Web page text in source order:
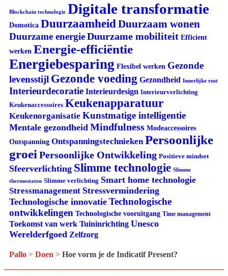
Blockchain technologie Digitale transformatie
Domotica DuurzaamheidDuurzaam wonen
Duurzame energieDuurzame mobiliteit Efficient
werken Energie-efficiëntie
Energiebesparing Flexibel werken Gezonde
levensstijl Gezonde voeding Gezondheid Innerlijke rust
Interieurdecoratie Interieurdesign Interieurverlichting
Keukenaccessoires Keukenapparatuur
Keukenorganisatie Kunstmatige intelligentie
Mentale gezondheid Mindfulness Modeaccessoires
Ontspanning Ontspanningstechnieken Persoonlijke
groeiPersoonlijke Ontwikkeling Positieve mindset
Sfeerverlichting Slimme technologie Slimme
thermostaten Slimme verlichting Smart home technologie
Stressmanagement Stressvermindering
Technologische innovatie Technologische
ontwikkelingen Technologische vooruitgang Time management
Toekomst van werk Tuininrichting Unesco
Werelderfgoed Zelfzorg
Pallo > Doen > Hoe vorm je de Indicatif Present?